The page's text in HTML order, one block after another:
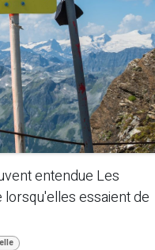
entendue Les
essaient de